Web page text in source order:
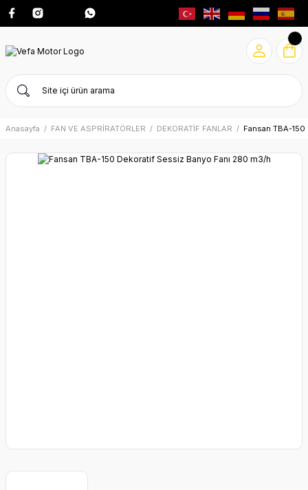
Anasayfa FAN VE ASPRİRATÖRLER DEKORATİF FANLAR Fansan TBA-